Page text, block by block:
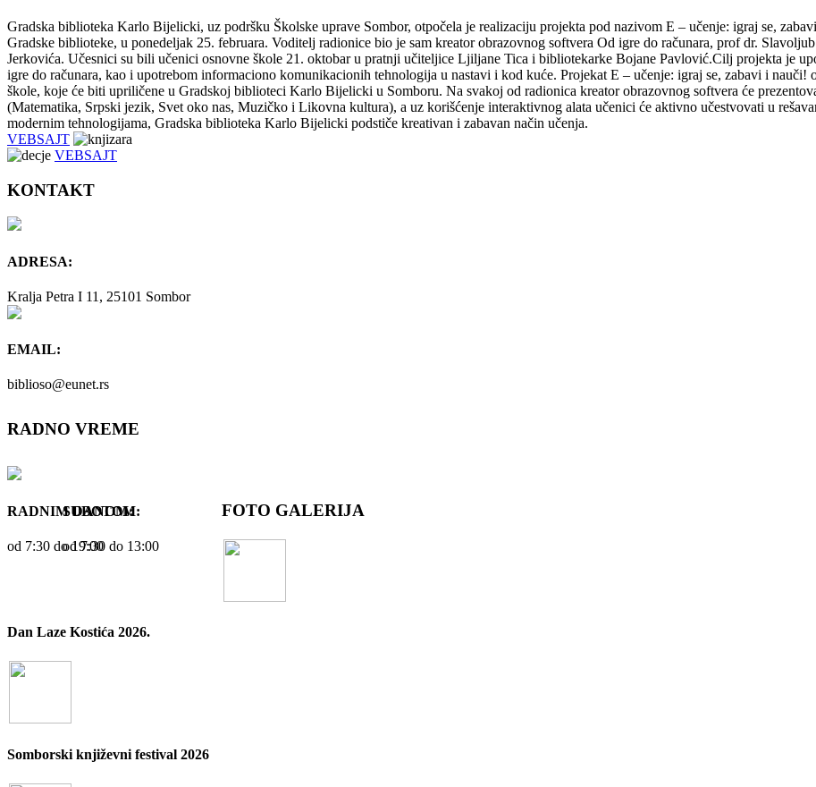
Gradska biblioteka Karlo Bijelicki, uz podršku Školske uprave Sombor, otpočela je realizaciju projekta pod nazivom E – učenje: igraj se,
Gradske biblioteke, u ponedeljak 25. februara. Voditelj radionice bio je sam kreator obrazovnog softvera Od igre do računara, prof dr.
Jerkovića. Učesnici su bili učenici osnovne škole 21. oktobar u pratnji učiteljice Ljiljane Tica i bibliotekarke Bojane Pavlović.Cilj projekta je
igre do računara, kao i upotrebom informaciono komunikacionih tehnologija u nastavi i kod kuće. Projekat E – učenje: igraj se, zabavi i
škole, koje će biti upriličene u Gradskoj biblioteci Karlo Bijelicki u Somboru. Na svakoj od radionica kreator obrazovnog softvera će
(Matematika, Srpski jezik, Svet oko nas, Muzičko i Likovna kultura), a uz korišćenje interaktivnog alata učenici će aktivno učestvovati u
modernim tehnologijama, Gradska biblioteka Karlo Bijelicki podstiče kreativan i zabavan način učenja.
VEBSAJT
VEBSAJT
KONTAKT
ADRESA:
Kralja Petra I 11, 25101 Sombor
EMAIL:
biblioso@eunet.rs
RADNO VREME
RADNIM DANOM:
od 7:30 dо 19:00
SUBOTOM:
od 7:30 dо 13:00
FOTO GALERIJA
Dan Laze Kostića 2026.
Somborski književni festival 2026